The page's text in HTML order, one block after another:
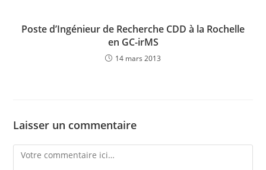
Poste d’Ingénieur de Recherche CDD à la Rochelle
en GC-irMS
14 mars 2013
Laisser un commentaire